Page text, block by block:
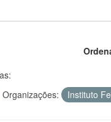
Organizações: Instituto